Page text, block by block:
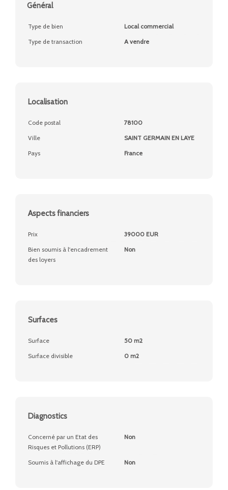
Général
Type de bien
Local commercial
Type de transaction
A vendre
Localisation
Code postal
78100
Ville
SAINT GERMAIN EN LAYE
Pays
France
Aspects financiers
Prix
39000 EUR
Bien soumis à l'encadrement
des loyers
Non
Surfaces
Surface
50 m2
Surface divisible
0 m2
Diagnostics
Concerné par un Etat des
Risques et Pollutions (ERP)
Non
Soumis à l'affichage du DPE Non